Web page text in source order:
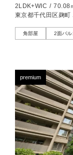
2LDK+WIC / 70.08
東京都千代田区麹町
角部屋 2面バル
premium